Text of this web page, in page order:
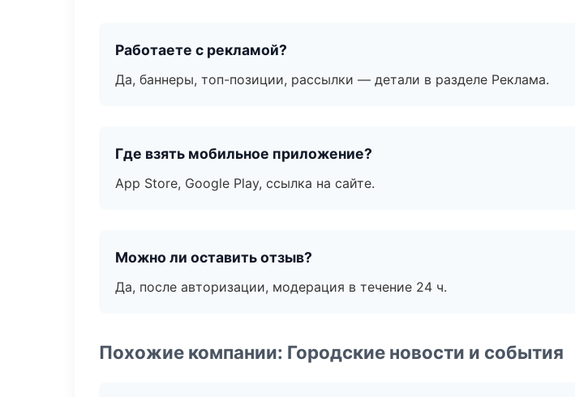
Работаете с рекламой?
Да, баннеры, топ-позиции, рассылки — детали в разделе Реклама.
Где взять мобильное приложение?
App Store, Google Play, ссылка на сайте.
Можно ли оставить отзыв?
Да, после авторизации, модерация в течение 24 ч.
Похожие компании: Городские новости и события